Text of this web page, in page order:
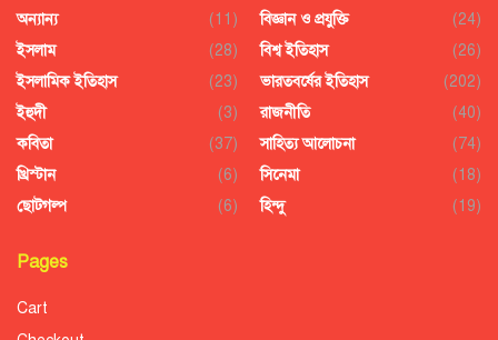
অন্যান্য
(11)
ইসলাম
(28)
ইসলামিক ইতিহাস
(23)
ইহুদী
(3)
কবিতা
(37)
খ্রিস্টান
(6)
ছোটগল্প
(6)
বিজ্ঞান ও প্রযুক্তি
(24)
বিশ্ব ইতিহাস
(26)
ভারতবর্ষের ইতিহাস
(202)
রাজনীতি
(40)
সাহিত্য আলোচনা
(74)
সিনেমা
(18)
হিন্দু
(19)
Pages
Cart